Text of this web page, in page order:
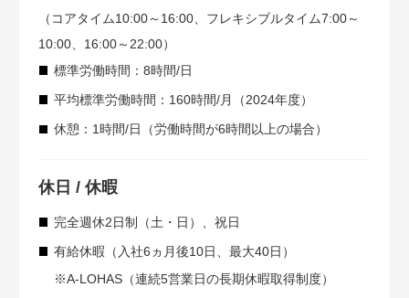
（コアタイム10:00～16:00、フレキシブルタイム7:00～
10:00、16:00～22:00）
標準労働時間：8時間/日
平均標準労働時間：160時間/月（2024年度）
休憩：1時間/日（労働時間が6時間以上の場合）
休日 / 休暇
完全週休2日制（土・日）、祝日
有給休暇（入社6ヵ月後10日、最大40日）
※A-LOHAS（連続5営業日の長期休暇取得制度）